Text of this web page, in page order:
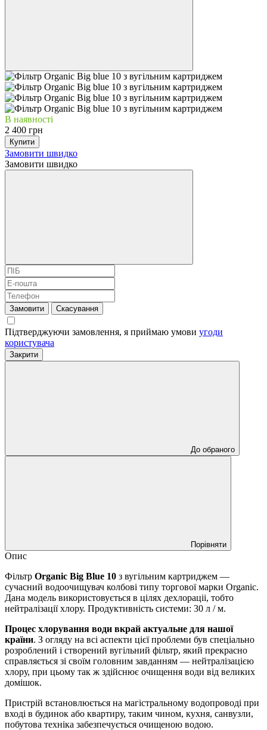
В наявності
2 400 грн
Купити
Замовити швидко
Замовити швидко
Замовити Скасування
Підтверджуючи замовлення, я приймаю умови угоди
користувача
Закрити
До обраного
Порівняти
Опис
Фільтр Organic Big Blue 10 з вугільним картриджем —
сучасний водоочищувач колбові типу торгової марки Organic.
Дана модель використовується в цілях дехлораціі, тобто
нейтралізації хлору. Продуктивність системи: 30 л / м.
Процес хлорування води вкрай актуальне для нашої
країни. З огляду на всі аспекти цієї проблеми був спеціально
розроблений і створений вугільний фільтр, який прекрасно
справляється зі своїм головним завданням — нейтралізацією
хлору, при цьому так ж здійснює очищення води від великих
домішок.
Пристрій встановлюється на магістральному водопроводі при
вході в будинок або квартиру, таким чином, кухня, санвузли,
побутова техніка забезпечується очищеною водою.